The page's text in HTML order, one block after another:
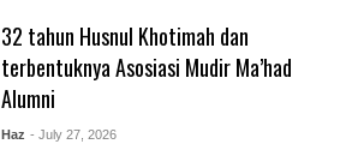
32 tahun Husnul Khotimah dan
terbentuknya Asosiasi Mudir Ma’had
Alumni
Haz - July 27, 2026